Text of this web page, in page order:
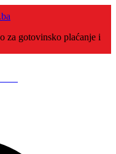
za gotovinsko plaćanje i